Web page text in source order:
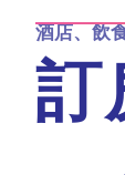
酒店、飲
訂